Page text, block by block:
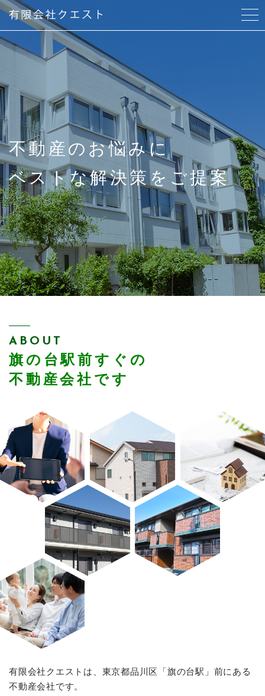
当社について
サービス紹介
物件紹介はこちら
アクセス
よくある質問
ブログ
お問い合わせ
メールでの受付
お問い合わせフォーム
24時間受付中
お電話での受付
03-5788-6531
受付時間：24時間対応
不動産のお悩みに
ベストな解決策をご提案
ABOUT
旗の台駅前すぐの
不動産会社です
有限会社クエストは、東京都品川区「旗の台駅」前にある
不動産会社です。